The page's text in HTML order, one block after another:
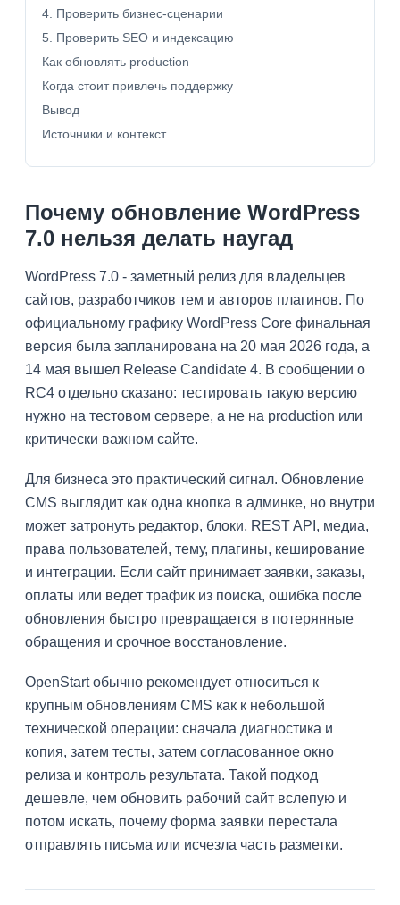
4. Проверить бизнес-сценарии
5. Проверить SEO и индексацию
Как обновлять production
Когда стоит привлечь поддержку
Вывод
Источники и контекст
Почему обновление WordPress
7.0 нельзя делать наугад
WordPress 7.0 - заметный релиз для владельцев
сайтов, разработчиков тем и авторов плагинов. По
официальному графику WordPress Core финальная
версия была запланирована на 20 мая 2026 года, а
14 мая вышел Release Candidate 4. В сообщении о
RC4 отдельно сказано: тестировать такую версию
нужно на тестовом сервере, а не на production или
критически важном сайте.
Для бизнеса это практический сигнал. Обновление
CMS выглядит как одна кнопка в админке, но внутри
может затронуть редактор, блоки, REST API, медиа,
права пользователей, тему, плагины, кеширование
и интеграции. Если сайт принимает заявки, заказы,
оплаты или ведет трафик из поиска, ошибка после
обновления быстро превращается в потерянные
обращения и срочное восстановление.
OpenStart обычно рекомендует относиться к
крупным обновлениям CMS как к небольшой
технической операции: сначала диагностика и
копия, затем тесты, затем согласованное окно
релиза и контроль результата. Такой подход
дешевле, чем обновить рабочий сайт вслепую и
потом искать, почему форма заявки перестала
отправлять письма или исчезла часть разметки.